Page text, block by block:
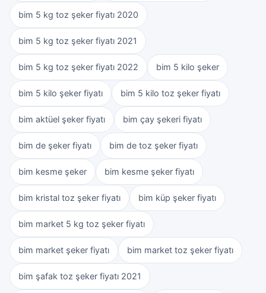
bim 5 kg toz şeker fiyatı 2020
bim 5 kg toz şeker fiyatı 2021
bim 5 kg toz şeker fiyatı 2022 bim 5 kilo şeker
bim 5 kilo şeker fiyatı bim 5 kilo toz şeker fiyatı
bim aktüel şeker fiyatı bim çay şekeri fiyatı
bim de şeker fiyatı bim de toz şeker fiyatı
bim kesme şeker bim kesme şeker fiyatı
bim kristal toz şeker fiyatı bim küp şeker fiyatı
bim market 5 kg toz şeker fiyatı
bim market şeker fiyatı bim market toz şeker fiyatı
bim şafak toz şeker fiyatı 2021